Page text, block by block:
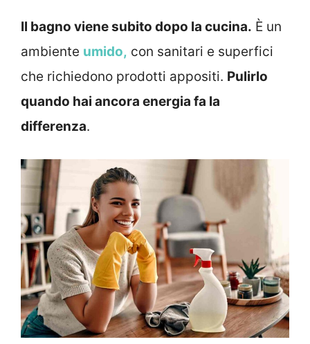
Il bagno viene subito dopo la cucina. È un
ambiente umido, con sanitari e superfici
che richiedono prodotti appositi. Pulirlo
quando hai ancora energia fa la
differenza.